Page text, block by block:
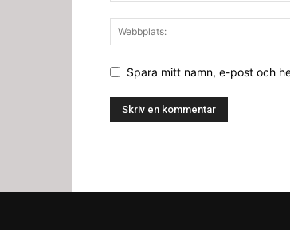
Spara mitt namn, e-post och